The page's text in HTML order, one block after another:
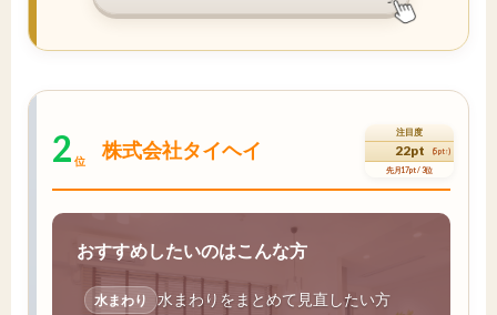
2 位 株式会社タイヘイ
注目度
22pt (5pt↑)
先月17pt / 3位
おすすめしたいのはこんな方
水まわり 水まわりをまとめて見直したい方